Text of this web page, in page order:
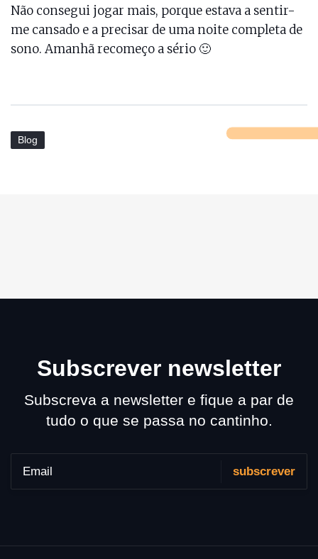
Não consegui jogar mais, porque estava a sentir-
me cansado e a precisar de uma noite completa de
sono. Amanhã recomeço a sério 🙂
Blog
Subscrever newsletter
Subscreva a newsletter e fique a par de
tudo o que se passa no cantinho.